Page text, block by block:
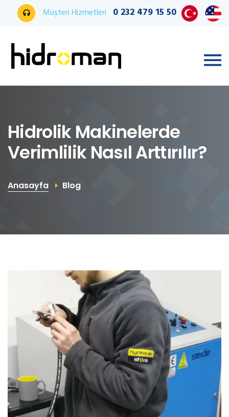
Müşteri Hizmetleri 0 232 479 15 50
Hidrolik Makinelerde
Verimlilik Nasıl Arttırılır?
Anasayfa Blog